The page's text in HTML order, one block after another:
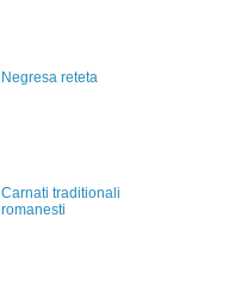
Negresa reteta
Carnati traditionali
romanesti